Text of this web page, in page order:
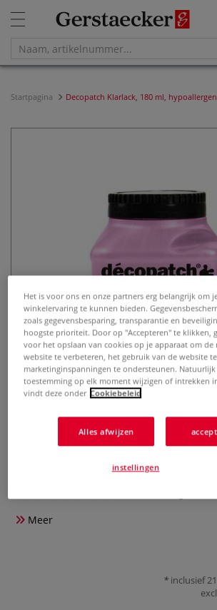
Startpagina Decopatch Klarlack, 180 ml, hypoallergen
Decopatch Klarlack,
hypoallergen
Meer
inclusief
Het is voor ons en onze partners erg belangrijk om
winkelervaring te kunnen bieden.
zoals gegevensbesparing, transparantie en
hoogste prioriteit. Door op "Accepteren" te klikken,
voor het opslaan van cookies op je apparaat om de
website te verbeteren, het gebruik van de website
marketinginspanningen te ondersteunen.
toestemming op elk moment wijzigen of intrekken
vindt deze onder Cookiebeleid
Alles afwijzen
instellingen